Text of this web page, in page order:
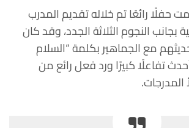
حفلًا رائعًا تم خلاله تقديم المدرب
بجانب النجوم الثلاثة الجدد، وقد كان
حديثهم مع الجماهير بكلمة “السلام
تفاعلًا كبيرًا ورد فعل رائع من